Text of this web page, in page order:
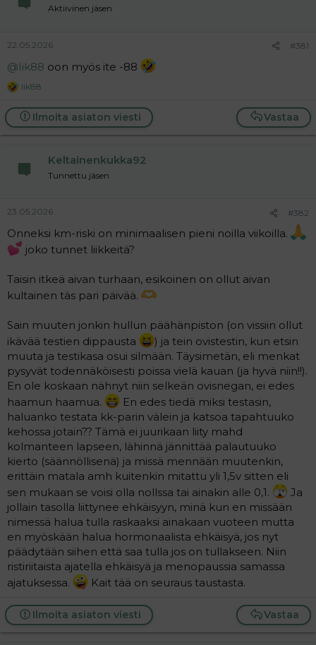
Aktiivinen jäsen
22.05.2026 #381
@Iik88 oon myös ite -88
R
a
c
t
Iik88
Vastaa
Ilmoita asiaton viesti
Keltainenkukka92
Tunnettu jäsen
23.05.2026 #382
Onneksi km-riski on minimaalisen pieni noilla viikoilla.
joko tunnet liikkeitä?
Taisin itkeä aivan turhaan, esikoinen on ollut aivan
kultainen täs pari päivää.
Sain muuten jonkin hullun päähänpiston (on vissiin ollut
ikävää testien dippausta
) ja tein ovistestin, kun etsin
muuta ja testikasa osui silmään. Täysimetän, eli menkat
pysyvät todennäköisesti poissa vielä kauan (ja hyvä niin!!).
En ole koskaan nähnyt niin selkeän ovisnegan, ei edes
haamun haamua.
En edes tiedä miksi testasin,
haluanko testata kk-parin välein ja katsoa tapahtuuko
kehossa jotain?? Tämä ei juurikaan liity mahd
kolmanteen lapseen, lähinnä jännittää palautuuko
kierto (säännöllisenä) ja missä mennään muutenkin,
erittäin matala amh kuitenkin mitattu yli 1,5v sitten eli
sen mukaan se voisi olla nollssa tai ainakin alle 0,1.
Ja
jollain tasolla liittynee ehkäisyyn, minä kun en missään
nimessä halua tulla raskaaksi ainakaan vuoteen mutta
en myöskään halua hormonaalista ehkäisyä, jos nyt
päädytään siihen että saa tulla jos on tullakseen. Niin
ristiriitaista ajatella ehkäisyä ja menopaussia samassa
ajatuksessa.
Kait tää on seuraus taustasta.
Vastaa
Ilmoita asiaton viesti